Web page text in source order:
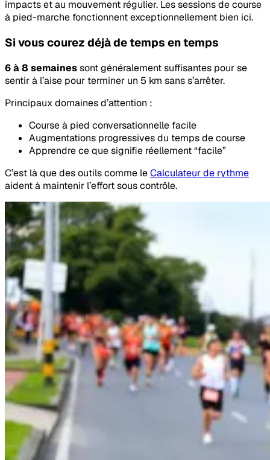
impacts et au mouvement régulier. Les sessions de course
à pied-marche fonctionnent exceptionnellement bien ici.
Si vous courez déjà de temps en temps
6 à 8 semainessont généralement suffisantes pour se
sentir à l’aise pour terminer un 5 km sans s’arrêter.
Principaux domaines d’attention :
Course à pied conversationnelle facile
Augmentations progressives du temps de course
Apprendre ce que signifie réellement “facile”
C’est là que des outils comme leCalculateur de rythme
aident à maintenir l’effort sous contrôle.